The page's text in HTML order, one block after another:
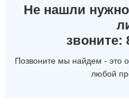
Не нашли
звоните:
Позвоните мы найдем - это
любой